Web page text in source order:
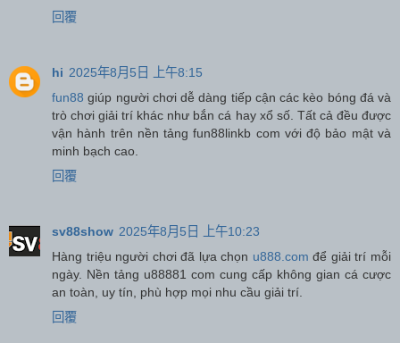
回覆
hi 2025年8月5日 上午8:15
fun88 giúp người chơi dễ dàng tiếp cận các kèo bóng đá và
trò chơi giải trí khác như bắn cá hay xổ số. Tất cả đều được
vận hành trên nền tảng fun88linkb com với độ bảo mật và
minh bạch cao.
回覆
sv88show 2025年8月5日 上午10:23
Hàng triệu người chơi đã lựa chọn u888.com để giải trí mỗi
ngày. Nền tảng u88881 com cung cấp không gian cá cược
an toàn, uy tín, phù hợp mọi nhu cầu giải trí.
回覆